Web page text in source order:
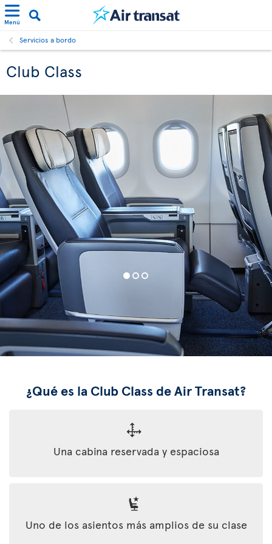
Menú
Servicios a bordo
Club Class
¿Qué es la Club Class de Air Transat?
Una cabina reservada y espaciosa
Uno de los asientos más amplios de su clase